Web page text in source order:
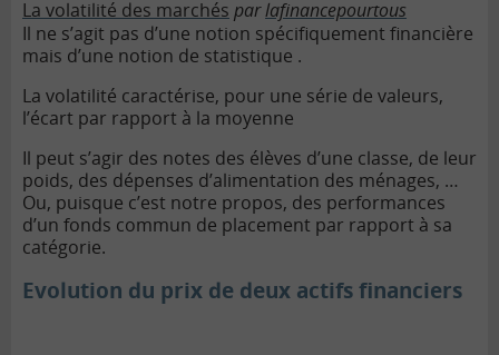
La volatilité des marchés parlafinancepourtous
Il ne s’agit pas d’une notion spécifiquement financière
mais d’une notion de statistique .
La volatilité caractérise, pour une série de valeurs,
l’écart par rapport à la moyenne
Il peut s’agir des notes des élèves d’une classe, de leur
poids, des dépenses d’alimentation des ménages, …
Ou, puisque c’est notre propos, des performances
d’un fonds commun de placement par rapport à sa
catégorie.
Evolution du prix de deux actifs financiers